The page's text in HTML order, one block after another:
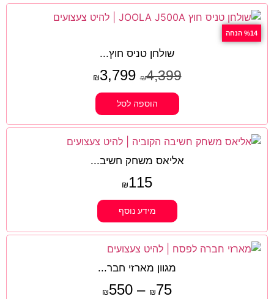
%14 הנחה
שולחן טניס חוץ...
₪4,399
₪3,799
הוספה לסל
אליאס משחק חשיב...
₪115
מידע נוסף
מגוון מארזי חבר...
₪75
–
₪550